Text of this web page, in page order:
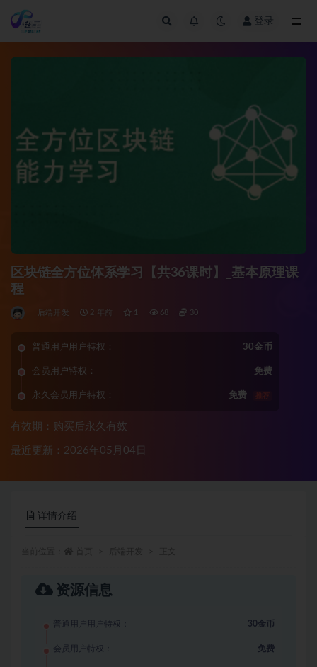
登录
区块链全方位体系学习【共36课时】_基本原理课
程
后端开发 2 年前 1 68 30
普通用户用户特权： 30金币
会员用户特权： 免费
永久会员用户特权： 免费 推荐
有效期：购买后永久有效
最近更新：2026年05月04日
详情介绍
资源信息
普通用户用户特权： 30金币
会员用户特权： 免费